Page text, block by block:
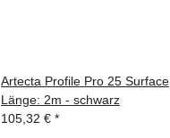
Artecta Profile Pro 25 Surface
Länge: 2m - schwarz
105,32 € *